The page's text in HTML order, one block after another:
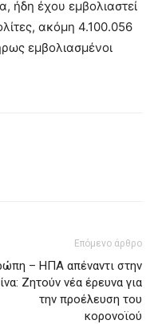
ήδη έχου εμβολιαστεί
ακόμη 4.100.056
εμβολιασμένοι
Επόμενο άρθρο
– ΗΠΑ απέναντι στην
Ζητούν νέα έρευνα για
την προέλευση του
κορονοϊού